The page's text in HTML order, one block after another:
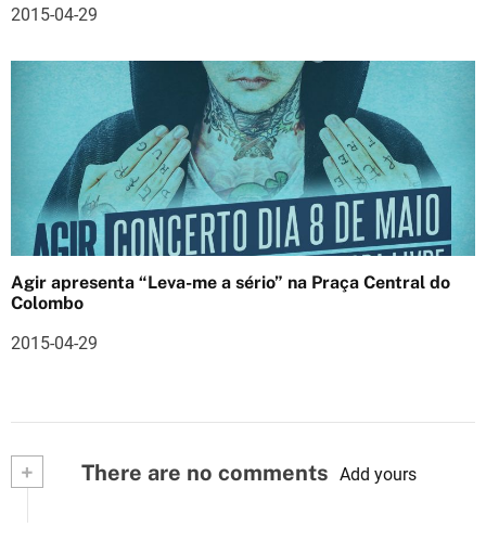
2015-04-29
Agir apresenta “Leva-me a sério” na Praça Central do
Colombo
2015-04-29
+ There are no comments Add yours